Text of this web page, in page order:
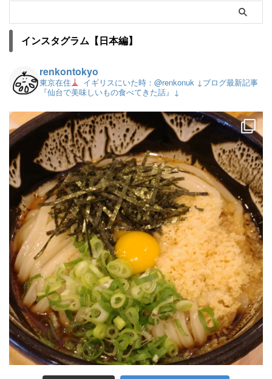
インスタグラム【日本編】
renkontokyo
東京在住 イギリスにいた時：@renkonuk ↓ブログ最新記事
『仙台で美味しいもの食べてきた話』↓